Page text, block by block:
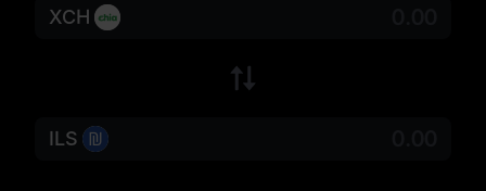
XCH
ILS